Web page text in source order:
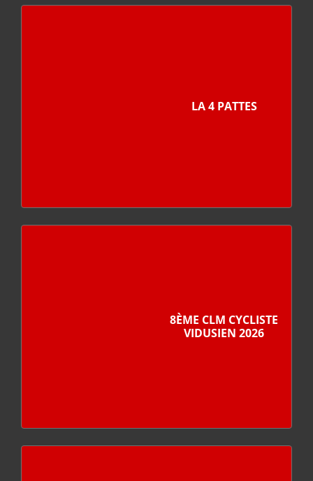
LA 4 PATTES
8ÈME CLM CYCLISTE
VIDUSIEN 2026